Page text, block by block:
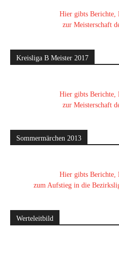
Hier gibts Berichte,
zur Meisterschaft
Kreisliga B Meister 2017
Hier gibts Berichte,
zur Meisterschaft
Sommermärchen 2013
Hier gibts Berichte,
zum Aufstieg in die
Werteleitbild